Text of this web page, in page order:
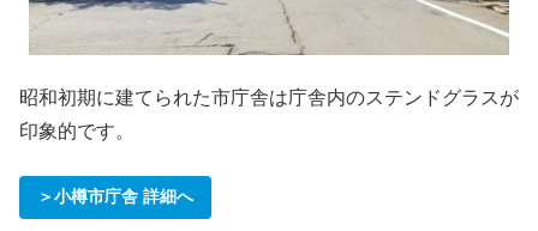
昭和初期に建てられた市庁舎は庁舎内のステンドグラスが
印象的です。
＞小樽市庁舎 詳細へ